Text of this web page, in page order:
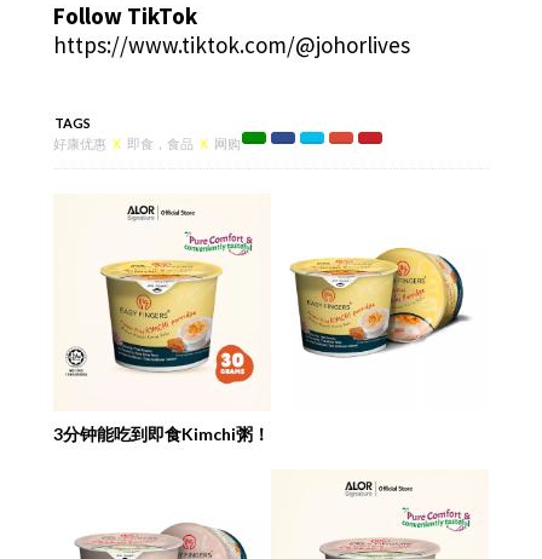
Follow TikTok
https://www.tiktok.com/@johorlives
TAGS
好康优惠 X 即食，食品 X 网购
3分钟能吃到即食Kimchi粥！